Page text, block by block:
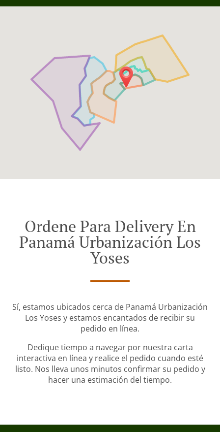
Ordene Para Delivery En
Panamá Urbanización Los
Yoses
Sí, estamos ubicados cerca de Panamá Urbanización
Los Yoses y estamos encantados de recibir su
pedido en línea.
Dedique tiempo a navegar por nuestra carta
interactiva en línea y realice el pedido cuando esté
listo. Nos lleva unos minutos confirmar su pedido y
hacer una estimación del tiempo.